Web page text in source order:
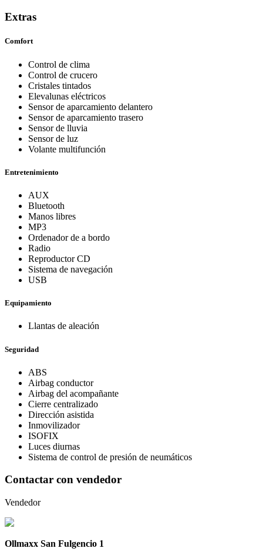
Extras
Comfort
Control de clima
Control de crucero
Cristales tintados
Elevalunas eléctricos
Sensor de aparcamiento delantero
Sensor de aparcamiento trasero
Sensor de lluvia
Sensor de luz
Volante multifunción
Entretenimiento
AUX
Bluetooth
Manos libres
MP3
Ordenador de a bordo
Radio
Reproductor CD
Sistema de navegación
USB
Equipamiento
Llantas de aleación
Seguridad
ABS
Airbag conductor
Airbag del acompañante
Cierre centralizado
Dirección asistida
Inmovilizador
ISOFIX
Luces diurnas
Sistema de control de presión de neumáticos
Contactar con vendedor
Vendedor
Ollmaxx San Fulgencio 1